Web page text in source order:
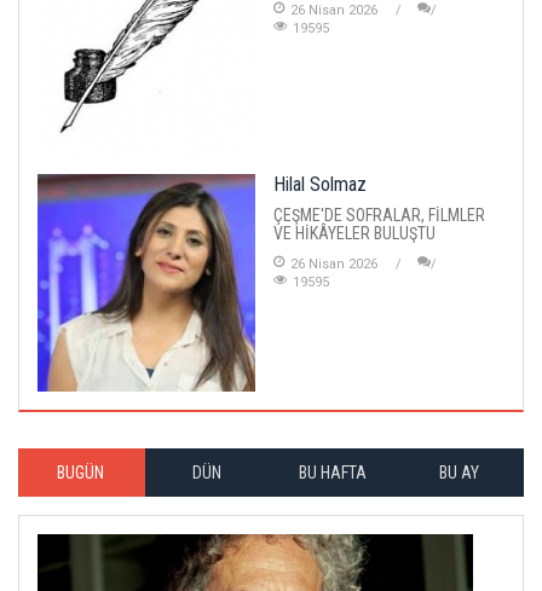
26 Nisan 2026
19595
Hilal Solmaz
ÇEŞME'DE SOFRALAR, FİLMLER
VE HİKÂYELER BULUŞTU
26 Nisan 2026
19595
BUGÜN DÜN BU HAFTA BU AY